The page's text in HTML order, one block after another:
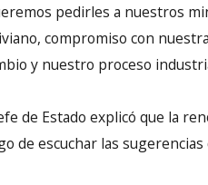
pedirles a nuestros
compromiso con
y nuestro proceso
de Estado explicó que la
de escuchar las